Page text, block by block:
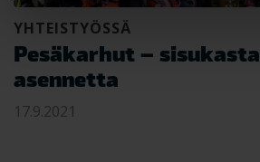
YHTEISTYÖSSÄ
Pesäkarhut –
asennetta
17.9.2021